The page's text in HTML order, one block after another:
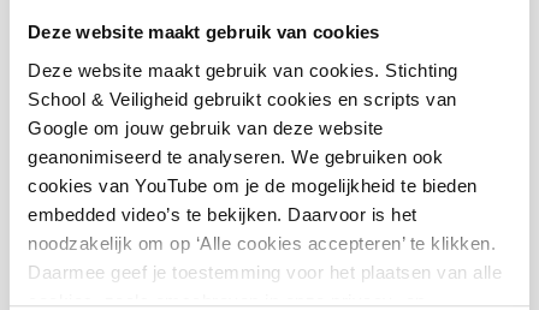
Deze website maakt gebruik van cookies
Deze website maakt gebruik van cookies. Stichting
School & Veiligheid gebruikt cookies en scripts van
Google om jouw gebruik van deze website
geanonimiseerd te analyseren. We gebruiken ook
cookies van YouTube om je de mogelijkheid te bieden
embedded video’s te bekijken. Daarvoor is het
noodzakelijk om op ‘Alle cookies accepteren’ te klikken.
Daarmee geef je toestemming voor het plaatsen van alle
cookies, zoals omschreven in onze privacy- en
wanneer er op school onrust ontstaat naar aanleiding
van een Gossip Girl-account of wanneer je klachten of
meldingen krijgt. Door online incidenten serieus te
nemen, geef je het signaal af dat de grenzen van
toelaatbaar gedrag zijn overschreden. Je richt je als
schoolleiding dus echt op de normstelling. Je steunt
daarmee personeelsleden en leerlingen die het
slachtoffer zijn geworden van de roddels en geeft aan